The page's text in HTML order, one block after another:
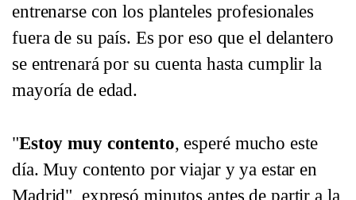
entrenarse con los planteles profesionales
fuera de su país. Es por eso que el delantero
se entrenará por su cuenta hasta cumplir la
mayoría de edad.
"Estoy muy contento, esperé mucho este
día. Muy contento por viajar y ya estar en
Madrid", expresó minutos antes de partir a la